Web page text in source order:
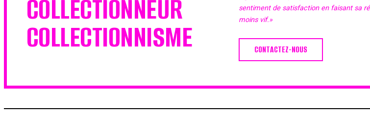
COLLECTIONNEUR
COLLECTIONNISME
sentiment de satisfaction en faisant sa
moins vif.»
CONTACTEZ-NOUS